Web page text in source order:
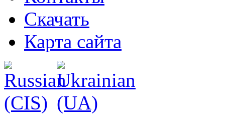
Скачать
Карта сайта